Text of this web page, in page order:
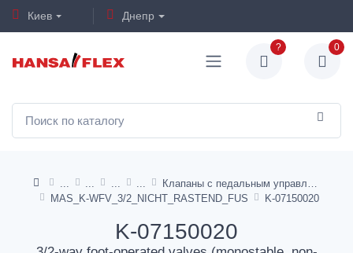
Киев Днепр
? 0
MAS_K-WFV_3/2_NICHT_RASTEND_FUS
K-07150020
K-07150020